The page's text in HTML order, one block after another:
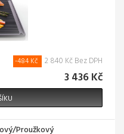
-484 Kč 2 840 Kč Bez DPH
3 436 Kč
Proužkový